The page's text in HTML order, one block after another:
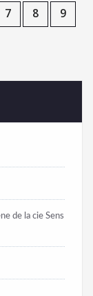
7 8 9
de la cie Sens